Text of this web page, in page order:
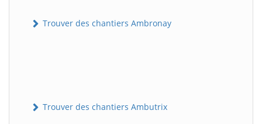
Trouver des chantiers Ambronay
Trouver des chantiers Ambutrix